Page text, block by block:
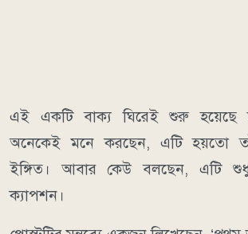
এই একটি বাক্য ঘিরেই শুরু হয়েছে
অনেকেই মনে করছেন, এটি হয়তো
ইঙ্গিত। আবার কেউ বলছেন, এটি
ক্যাপশন।